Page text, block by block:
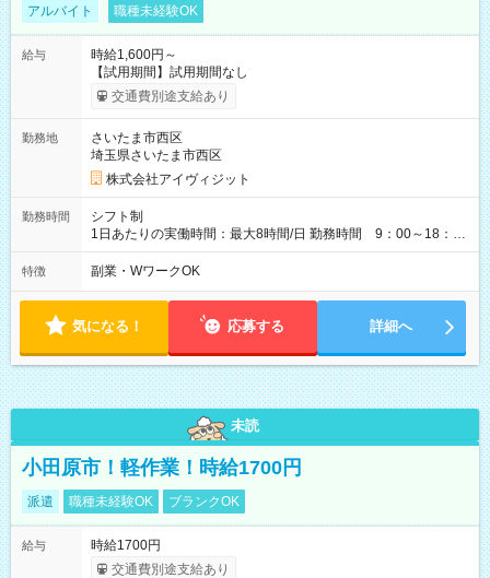
アルバイト 職種未経験OK
給与
時給1,600円～
【試用期間】試用期間なし
交通費別途支給あり
勤務地
さいたま市西区
埼玉県さいたま市西区
株式会社アイヴィジット
勤務時間
シフト制
1日あたりの実働時間：最大8時間/日 勤務時間 9：00～18：
00(実働8h、休憩1h) 土日祝含む週3日～OK、シフト制 ※もちろ
ん週5日勤務もOK♪ 勤務期間：2026年8月12日～9月9日※リスト
特徴 副業・WワークOK
気になる！ 応募する 詳細へ
未読
小田原市！軽作業！時給1700円
派遣 職種未経験OK ブランクOK
給与
時給1700円
交通費別途支給あり